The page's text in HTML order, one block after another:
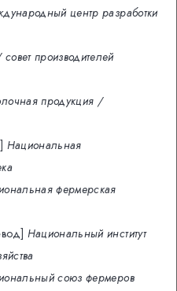
центр разработки
производителей
продукция /
Национальная
фермерская
Национальный институт
союз фермеров